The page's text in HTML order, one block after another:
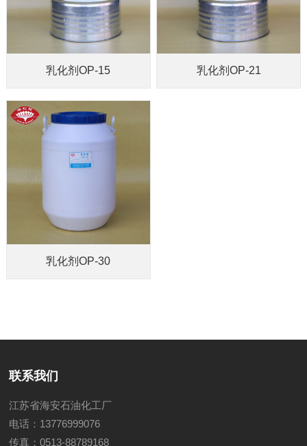
乳化剂OP-15 乳化剂OP-21
乳化剂OP-30
联系我们
江苏省海安石油化工厂
电话：13776999076
传真：0513-88789168